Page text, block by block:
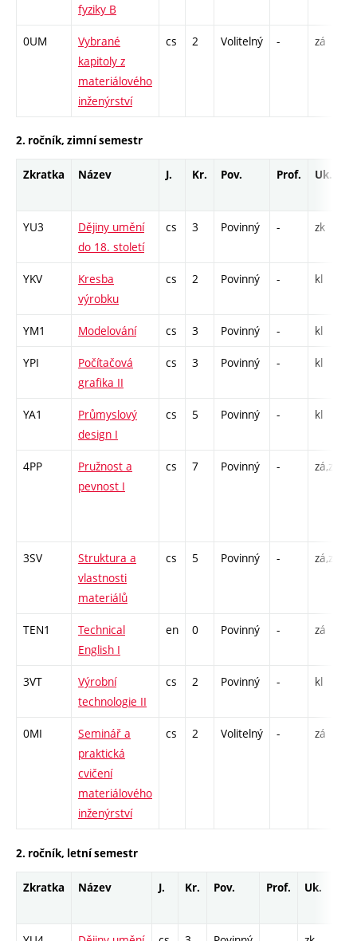
fyziky B
0UM
Vybrané
kapitoly z
materiálového
inženýrství
cs 2 Volitelný - zá
2. ročník, zimní semestr
Zkratka Název J. Kr. Pov. Prof. Uk.
YU3
Dějiny umění
do 18. století
cs 3 Povinný - zk
YKV
Kresba
výrobku
cs 2 Povinný - kl
YM1 Modelování cs 3 Povinný - kl
YPI
Počítačová
grafika II
cs 3 Povinný - kl
YA1
Průmyslový
design I
cs 5 Povinný - kl
4PP
Pružnost a
pevnost I
cs 7 Povinný - zá,zk
3SV
Struktura a
vlastnosti
materiálů
cs 5 Povinný - zá,zk
TEN1
Technical
English I
en 0 Povinný - zá
3VT
Výrobní
technologie II
cs 2 Povinný - kl
0MI
Seminář a
praktická
cvičení
materiálového
inženýrství
cs 2 Volitelný - zá
2. ročník, letní semestr
Zkratka Název J. Kr. Pov. Prof. Uk.